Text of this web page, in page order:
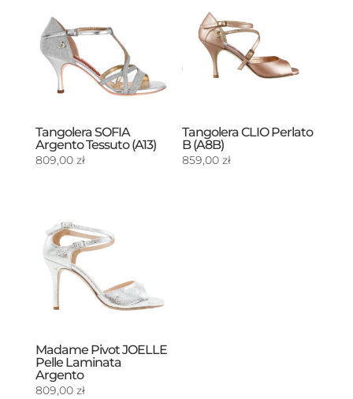
Tangolera SOFIA
Argento Tessuto (A13)
809,00 zł
Tangolera CLIO Perlato
B (A8B)
859,00zł
Madame Pivot JOELLE
Pelle Laminata
Argento
809,00 zł